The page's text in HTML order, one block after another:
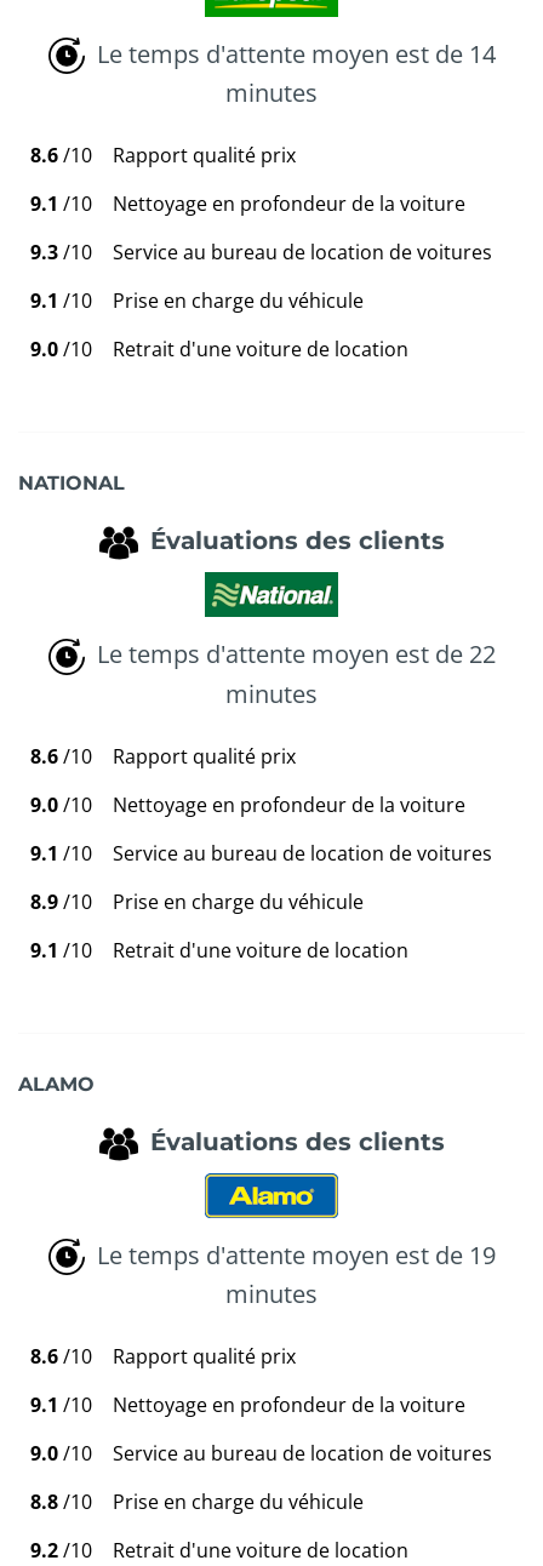
Le temps d'attente moyen est de 14
minutes
8.6/10
Rapport qualité prix
9.1 /10
Nettoyage en profondeur de la voiture
9.3/10
Service au bureau de location de voitures
9.1 /10
Prise en charge du véhicule
9.0/10 Retrait d'une voiture de location
NATIONAL
Évaluations des clients
Le temps d'attente moyen est de 22
minutes
8.6/10
Rapport qualité prix
9.0/10
Nettoyage en profondeur de la voiture
9.1 /10
Service au bureau de location de voitures
8.9/10
Prise en charge du véhicule
9.1 /10 Retrait d'une voiture de location
ALAMO
Évaluations des clients
Le temps d'attente moyen est de 19
minutes
8.6/10
Rapport qualité prix
9.1 /10
Nettoyage en profondeur de la voiture
9.0/10
Service au bureau de location de voitures
8.8/10
Prise en charge du véhicule
9.2/10 Retrait d'une voiture de location